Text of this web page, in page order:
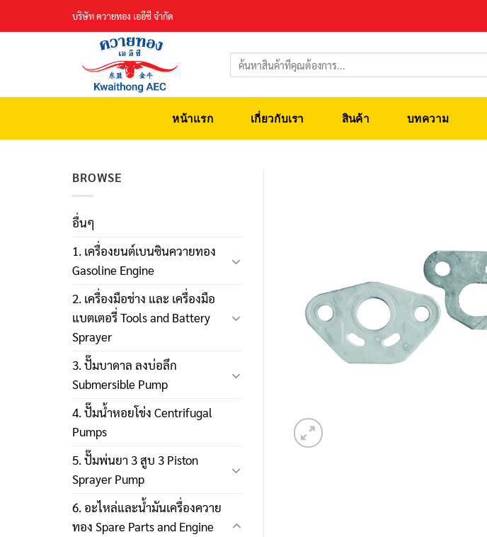
บริษัท ควายทอง เออีซี จำกัด
ค้นหา:
หน้าแรก เกี่ยวกับเรา สินค้า บทความ
BROWSE
อื่นๆ
1. เครื่องยนต์เบนซินควายทอง
Gasoline Engine
2. เครื่องมือช่าง และ เครื่องมือ
แบตเตอรี่ Tools and Battery
Sprayer
3. ปั๊มบาดาล ลงบ่อลึก
Submersible Pump
4. ปั๊มน้ำหอยโข่ง Centrifugal
Pumps
5. ปั๊มพ่นยา 3 สูบ 3 Piston
Sprayer Pump
6. อะไหล่และน้ำมันเครื่องควาย
ทอง Spare Parts and Engine